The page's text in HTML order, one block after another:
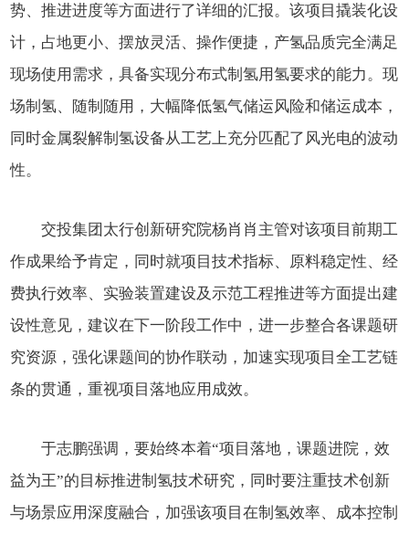
势、推进进度等方面进行了详细的汇报。该项目撬装化设
计，占地更小、摆放灵活、操作便捷，产氢品质完全满足
现场使用需求，具备实现分布式制氢用氢要求的能力。现
场制氢、随制随用，大幅降低氢气储运风险和储运成本，
同时金属裂解制氢设备从工艺上充分匹配了风光电的波动
性。
交投集团太行创新研究院杨肖肖主管对该项目前期工
作成果给予肯定，同时就项目技术指标、原料稳定性、经
费执行效率、实验装置建设及示范工程推进等方面提出建
设性意见，建议在下一阶段工作中，进一步整合各课题研
究资源，强化课题间的协作联动，加速实现项目全工艺链
条的贯通，重视项目落地应用成效。
于志鹏强调，要始终本着“项目落地，课题进院，效
益为王”的目标推进制氢技术研究，同时要注重技术创新
与场景应用深度融合， 加强该项目在制氢效率、成本控制